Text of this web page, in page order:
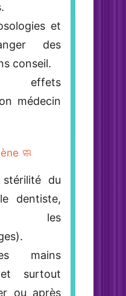
et
des
conseil.
effets
médecin
🧼
stérilité du
dentiste,
les
mains
et surtout
ou après